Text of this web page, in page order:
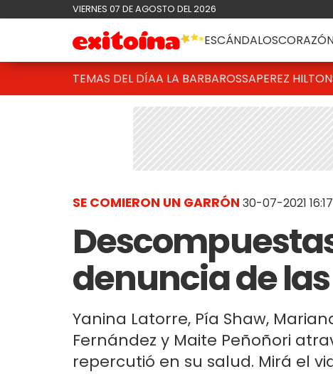
VIERNES 07 DE AGOSTO DEL 2026
ESCÁNDALOS
TEMAS DEL DÍAA LA BARBAROSSAPEREZ HILTON
SE COMIERON UN GARRÓN 30-07-2021 16:17
denuncia de
Yanina Latorre, Pía Shaw,
Fernández y Maite Peñoñori
repercutió en su salud. Mirá el